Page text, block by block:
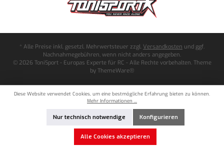
* Alle Preise inkl. gesetzl. Mehrwertsteuer zzgl. Versandkosten und ggf.
Nachnahmegebühren, wenn nicht anders angegeben.
© 2026 ToniSport - Europas Experte für RC - Alle Rechte vorbehalten. Theme
by ThemeWare®
Diese Website verwendet Cookies, um eine bestmögliche Erfahrung bieten zu können.
Mehr Informationen ...
Nur technisch notwendige Konfigurieren
Alle Cookies akzeptieren